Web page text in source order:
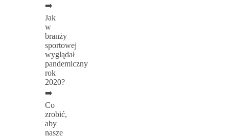
➡️
Jak
w
branży
sportowej
wyglądał
pandemiczny
rok
2020?
➡️
Co
zrobić,
aby
nasze